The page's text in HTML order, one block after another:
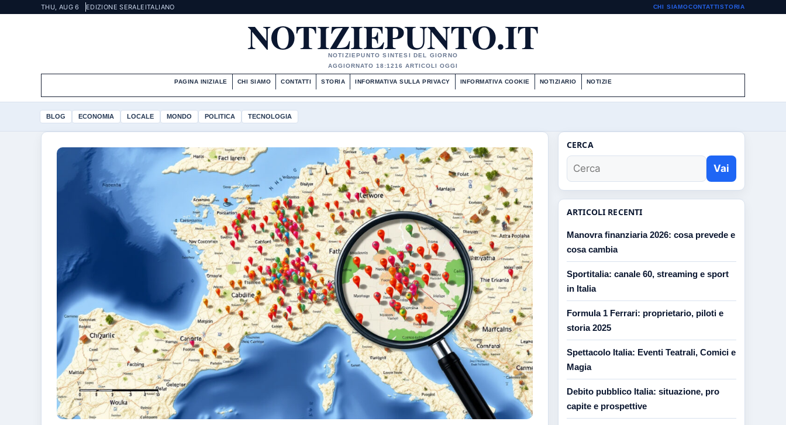
THU, AUG 6 EDIZIONE SERALE ITALIANO CHI SIAMOCONTATTISTORIA
NOTIZIEPUNTO.IT
NOTIZIEPUNTO SINTESI DEL GIORNO
AGGIORNATO 18:1216 ARTICOLI OGGI
PAGINA INIZIALE CHI SIAMO CONTATTI STORIA INFORMATIVA SULLA PRIVACY INFORMATIVA COOKIE NOTIZIARIO NOTIZIE
BLOG ECONOMIA LOCALE MONDO POLITICA TECNOLOGIA
CERCA
Vai
ARTICOLI RECENTI
Manovra finanziaria 2026: cosa prevede e
cosa cambia
Sportitalia: canale 60, streaming e sport
in Italia
Formula 1 Ferrari: proprietario, piloti e
storia 2025
Spettacolo Italia: Eventi Teatrali, Comici e
Magia
Debito pubblico Italia: situazione, pro
capite e prospettive